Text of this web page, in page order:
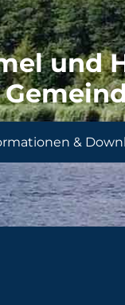
und
&